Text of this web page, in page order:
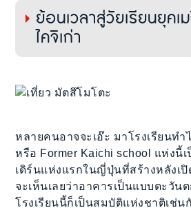
ย้อนเวลาสู่วัยเรียนยุคเ
ไคจิเก่า
หลายคนอาจจะเอ๊ะ มาโรงเรียนทำ
หรือ Former Kaichi school แห่งนี้
เดิร์นแห่งแรกในญี่ปุ่นที่สร้างหลังเปิ
จะเห็นเลยว่าอาคารเป็นแบบตะวัน
โรงเรียนนี้ก็เป็นสมบัติแห่งชาติเช่น